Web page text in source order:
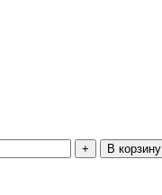
+ В корзину